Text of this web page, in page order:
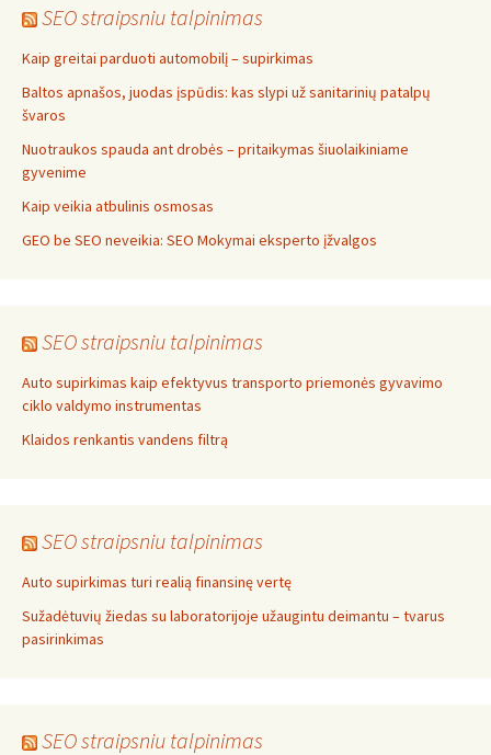
SEO straipsniu talpinimas
Kaip greitai parduoti automobilį – supirkimas
Baltos apnašos, juodas įspūdis: kas slypi už sanitarinių patalpų
švaros
Nuotraukos spauda ant drobės – pritaikymas šiuolaikiniame
gyvenime
Kaip veikia atbulinis osmosas
GEO be SEO neveikia: SEO Mokymai eksperto įžvalgos
SEO straipsniu talpinimas
Auto supirkimas kaip efektyvus transporto priemonės gyvavimo
ciklo valdymo instrumentas
Klaidos renkantis vandens filtrą
SEO straipsniu talpinimas
Auto supirkimas turi realią finansinę vertę
Sužadėtuvių žiedas su laboratorijoje užaugintu deimantu – tvarus
pasirinkimas
SEO straipsniu talpinimas